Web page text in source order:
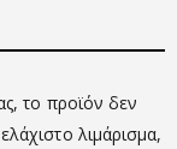
το προϊόν δεν
λιμάρισμα,